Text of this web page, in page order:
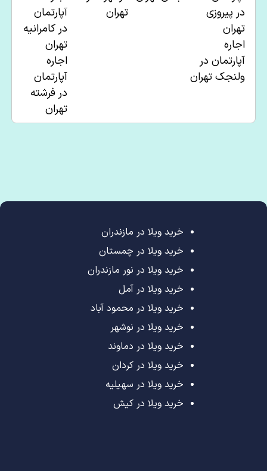
در پیروزی
تهران
اجاره
آپارتمان در
ولنجک تهران
تهران
آپارتمان
در کامرانیه
تهران
اجاره
آپارتمان
در فرشته
تهران
خرید ویلا در مازندران
خرید ویلا در چمستان
خرید ویلا در نور مازندران
خرید ویلا در آمل
خرید ویلا در محمود آباد
خرید ویلا در نوشهر
خرید ویلا در دماوند
خرید ویلا در کردان
خرید ویلا در سهیلیه
خرید ویلا در کیش